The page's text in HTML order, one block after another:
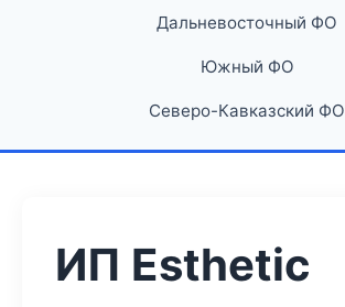
Дальневосточный ФО
Южный ФО
Северо-Кавказский ФО
ИП Esthetic